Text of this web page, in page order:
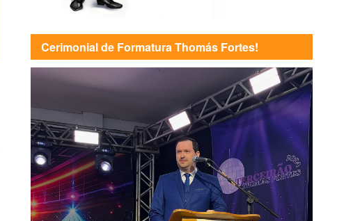
Cerimonial de Formatura Thomás Fortes!